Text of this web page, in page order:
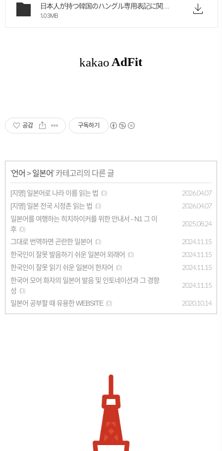
1.03MB
공감 구독하기
'언어 >일본어' 카테고리의 다른 글
[지명] 일본어로 나라 이름 읽는 법 (0) 2026.04.07
[지명] 일본 전국 시정촌 읽는 법 (0) 2026.04.07
일본어를 여행하는 히치하이커를 위한 안내서 - N1 그 이
후 (0)
2025.08.24
그대로 번역하면 곤란한 일본어 (0) 2024.11.15
한국인이 잘못 발음하기 쉬운 일본어 외래어 (0) 2024.11.15
한국인이 잘못 읽기 쉬운 일본어 한자어 (0) 2024.11.15
한국어 모어 화자의 일본어 발음 및 인토네이션과 그 경향
성 (0)
2024.11.15
일본어 공부할 때 유용한 WEBSITE (0) 2020.10.14